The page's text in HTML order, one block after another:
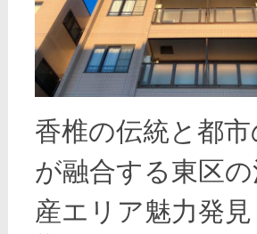
香椎の伝統と都
が融合する東区
産エリア魅力発見